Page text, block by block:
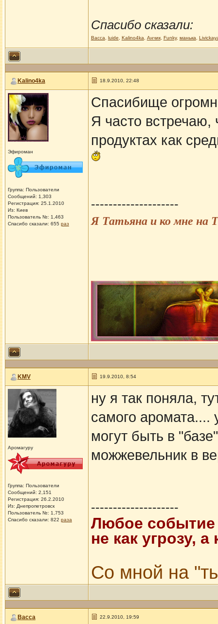
Спасибо сказали:
Васса luide Kalino4ka Анчик, Funky, манька
Kalino4ka 18.9.2010, 22:48
Эфироман
Группа: Пользователи
Сообщений: 1,303
Регистрация: 25.1.2010
Из: Киев
Пользователь №: 1,463
Спасибо сказали: 655 раз
Спасибище
Я часто встречаю,
продуктах как
--------------------
Я Татьяна и ко мне на
KMV 19.9.2010, 8:54
Аромагуру
Группа: Пользователи
Сообщений: 2,151
Регистрация: 26.2.2010
Из: Днепропетровск
Пользователь №: 1,753
Спасибо сказали: 822 раза
ну я так поняла,
самого
могут быть в
можжевельник в
--------------------
Любое событие
не как угрозу,
Со мной на
Васса 22.9.2010, 19:59